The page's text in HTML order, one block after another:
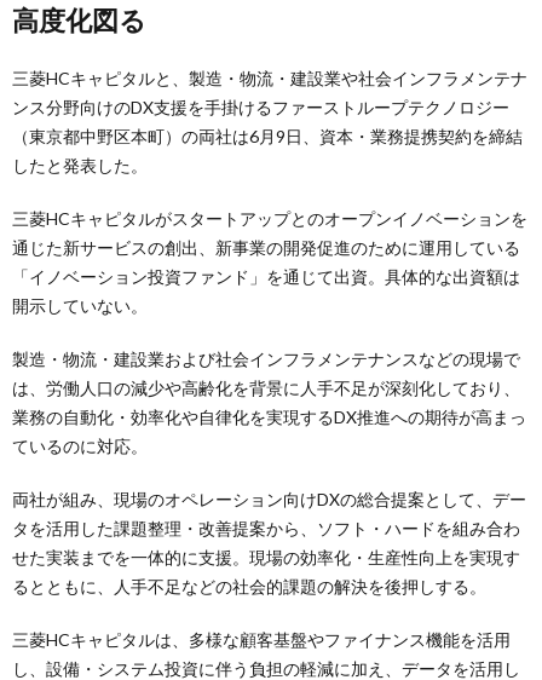
高度化図る
三菱HCキャピタルと、製造・物流・建設業や社会インフラメンテナ
ンス分野向けのDX支援を手掛けるファーストループテクノロジー
（東京都中野区本町）の両社は6月9日、資本・業務提携契約を締結
したと発表した。
三菱HCキャピタルがスタートアップとのオープンイノベーションを
通じた新サービスの創出、新事業の開発促進のために運用している
「イノベーション投資ファンド」を通じて出資。具体的な出資額は
開示していない。
製造・物流・建設業および社会インフラメンテナンスなどの現場で
は、労働人口の減少や高齢化を背景に人手不足が深刻化しており、
業務の自動化・効率化や自律化を実現するDX推進への期待が高まっ
ているのに対応。
両社が組み、現場のオペレーション向けDXの総合提案として、デー
タを活用した課題整理・改善提案から、ソフト・ハードを組み合わ
せた実装までを一体的に支援。現場の効率化・生産性向上を実現す
るとともに、人手不足などの社会的課題の解決を後押しする。
三菱HCキャピタルは、多様な顧客基盤やファイナンス機能を活用
し、設備・システム投資に伴う負担の軽減に加え、データを活用し